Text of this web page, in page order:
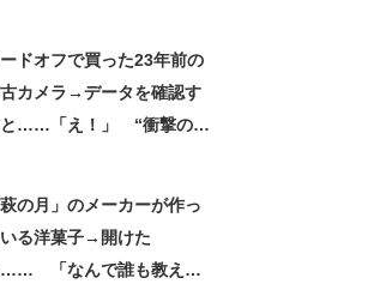
ドオフで買った23年前の
カメラ→データを確認す
と……「え！」 “衝撃の中
萩の月」のメーカーが作っ
る洋菓子→開けた
…… 「なんで誰も教えて